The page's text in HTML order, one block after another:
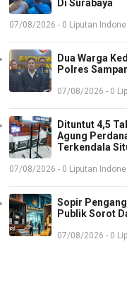
Di Surabaya
07/08/2026 - 0 Liputan
Dua Warga
Polres
07/08/2026 - 0
Dituntut 4,5
Agung
Terkendala
07/08/2026 - 0 Liputan
Sopir
Publik Sorot
07/08/2026 - 0